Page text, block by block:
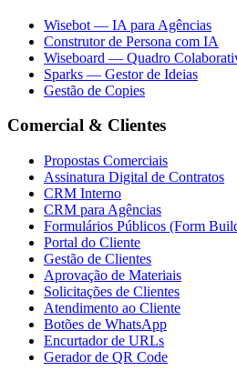
Wisebot — IA para Agências
Construtor de Persona com IA
Wiseboard — Quadro
Sparks — Gestor de Ideias
Gestão de Copies
Comercial & Clientes
Propostas Comerciais
Assinatura Digital de Contratos
CRM Interno
CRM para Agências
Formulários Públicos (Form
Portal do Cliente
Gestão de Clientes
Aprovação de Materiais
Solicitações de Clientes
Atendimento ao Cliente
Botões de WhatsApp
Encurtador de URLs
Gerador de QR Code